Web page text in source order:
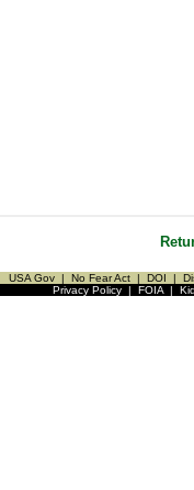
USA Gov | No Fear Act | DOI |
Privacy Policy| FOIA|